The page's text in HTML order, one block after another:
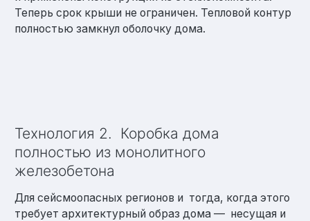
Теперь срок крыши не ограничен. Тепловой контур
полностью замкнул оболочку дома.
Технология 2. Коробка дома
полностью из монолитного
железобетона
Для сейсмоопасных регионов и тогда, когда этого
требует архитектурный образ дома — несущая и